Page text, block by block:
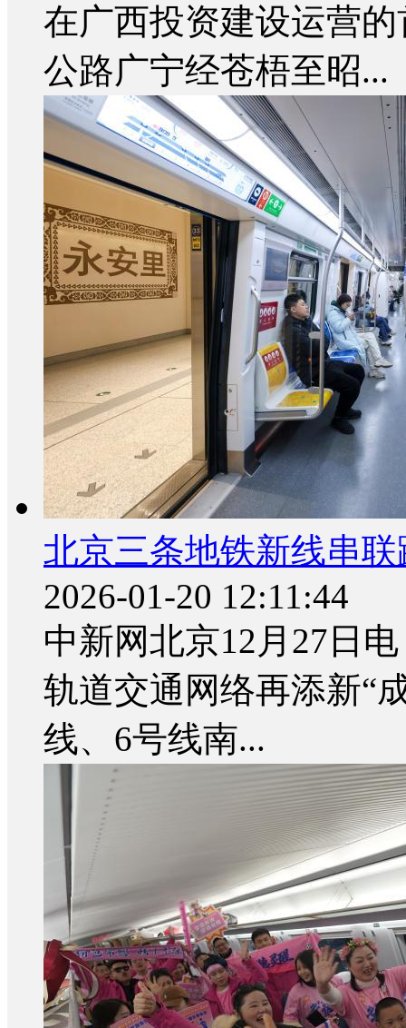
在广西投资建设运营
公路广宁经苍梧至昭...
北京三条地铁新线串联
2026-01-20 12:11:44
中新网北京12月27日
轨道交通网络再添新“
线、6号线南...